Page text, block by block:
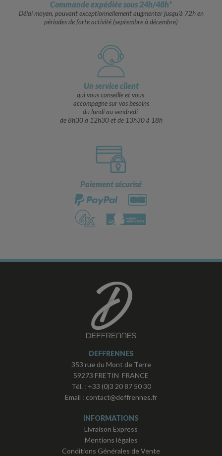
Commande expédiée sous 24h/48h*
Délai moyen, pouvant exceptionnellement augmenter jusqu’à 72h en
périodes de forte activité (septembre à décembre)
Un service client
qui vous conseille et vous
accompagne sur vos besoins
du lundi au vendredi
de 8h30 à 12h30 et de 13h30 à 18h
Paiement sécurisé
DEFFRENNES
353 rue du Mont de Terre
59273 FRETIN FRANCE
Tél. : +33 (0)3 20 87 50 30
Email : contact@deffrennes.fr
INFORMATIONS
Livraison Express
Mentions légales
Conditions Générales de Vente